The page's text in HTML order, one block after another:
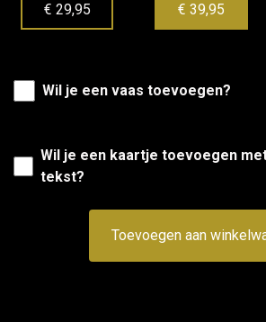
€ 29,95
€ 39,95
Wil je een vaas toevoegen?
Wil je een kaartje toevoegen
tekst?
Toevoegen aan